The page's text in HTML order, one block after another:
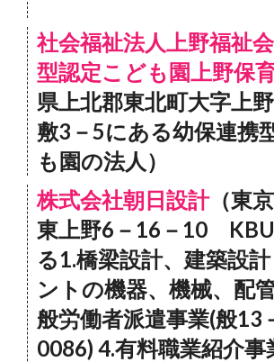
社会福祉法人上野福祉
型認定こども園上野保
県上北郡東北町大字上
敷3－5にある幼保連携
も園の法人）
株式会社朝日設計（東
東上野6－16－10
る1.橋梁設計、建築設
ントの機器、機械、配
般労働者派遣事業(般13
0086) 4.有料職業紹介事